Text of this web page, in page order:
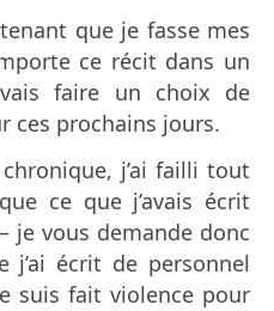
que je fasse mes
ce récit dans un
faire un choix de
ces prochains jours.
j’ai failli tout
ce que j’avais écrit
je vous demande donc
j’ai écrit de personnel
suis fait violence pour